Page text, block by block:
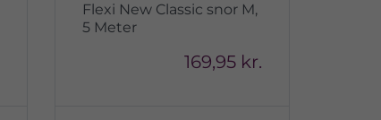
Flexi New Classic snor M,
5 Meter
169,95 kr.